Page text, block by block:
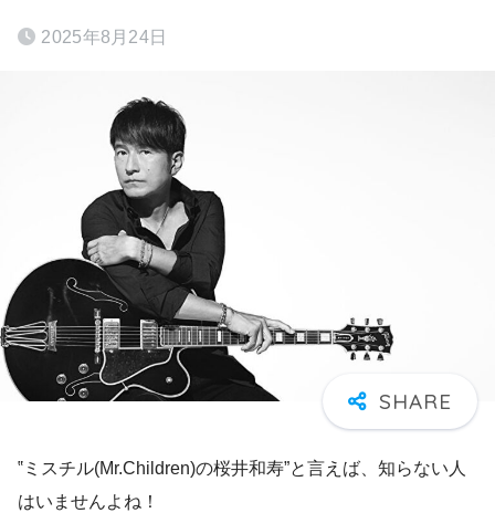
2025年8月24日
‟ミスチル(Mr.Children)の桜井和寿”と言えば、知らない人
はいませんよね！